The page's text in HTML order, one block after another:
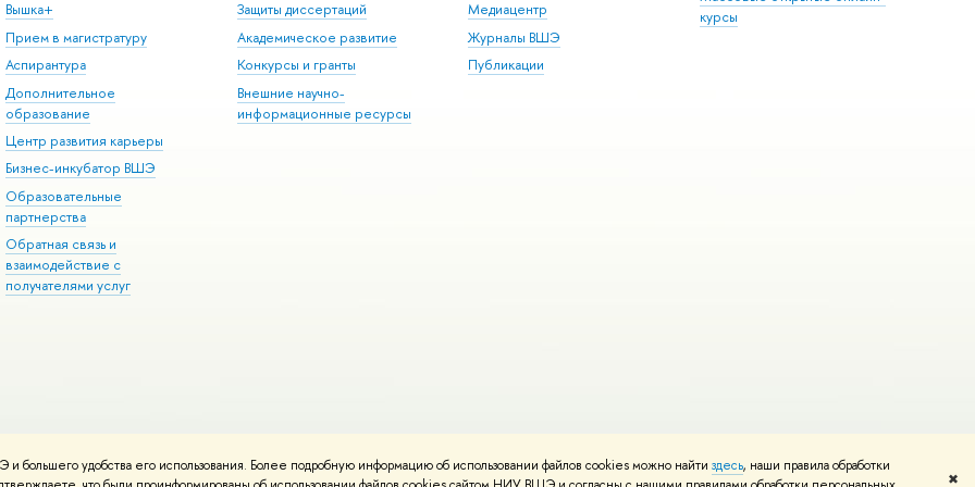
удобства его использования. Более подробную информацию об использовании файлов cookies можно найти здесь, наши правила обработки
✖
Вышка+
Прием в магистратуру
Аспирантура
Дополнительное
образование
Центр развития карьеры
Бизнес-инкубатор ВШЭ
Образовательные
партнерства
Обратная связь и
взаимодействие с
получателями услуг
Защиты диссертаций
Академическое развитие
Конкурсы и гранты
Внешние научно-
информационные ресурсы
Медиацентр
Журналы ВШЭ
Публикации
курсы
Редактору
Условия использования материалов Политика конфиденциальности Карта сайта